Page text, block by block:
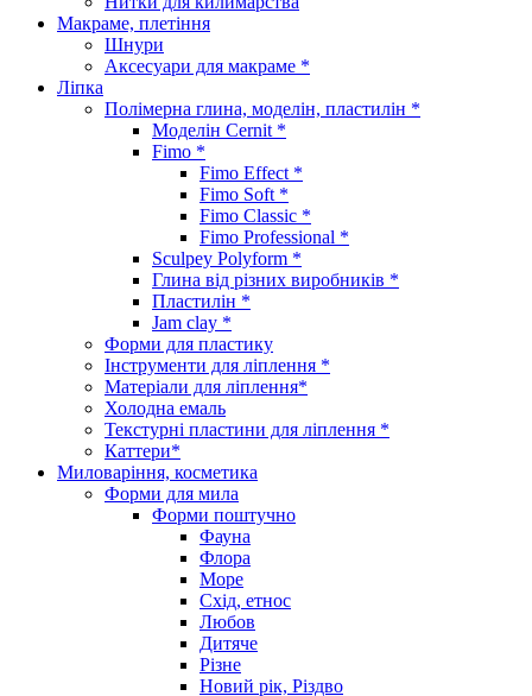
Макраме, плетіння
Шнури
Аксесуари для макраме *
Ліпка
Полімерна глина, моделін, пластилін *
Моделін Cernit *
Fimo *
Fimo Effect *
Fimo Soft *
Fimo Classic *
Fimo Professional *
Sculpey Polyform *
Глина від різних виробників *
Пластилін *
Jam clay *
Форми для пластику
Інструменти для ліплення *
Матеріали для ліплення*
Холодна емаль
Текстурні пластини для ліплення *
Каттери*
Миловаріння, косметика
Форми для мила
Форми поштучно
Фауна
Флора
Море
Схід, етнос
Любов
Дитяче
Різне
Новий рік, Різдво